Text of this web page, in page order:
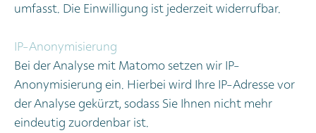
umfasst. Die Einwilligung ist jederzeit widerrufbar.
IP-Anonymisierung
Bei der Analyse mit Matomo setzen wir IP-
Anonymisierung ein. Hierbei wird Ihre IP-Adresse vor
der Analyse gekürzt, sodass Sie Ihnen nicht mehr
eindeutig zuordenbar ist.